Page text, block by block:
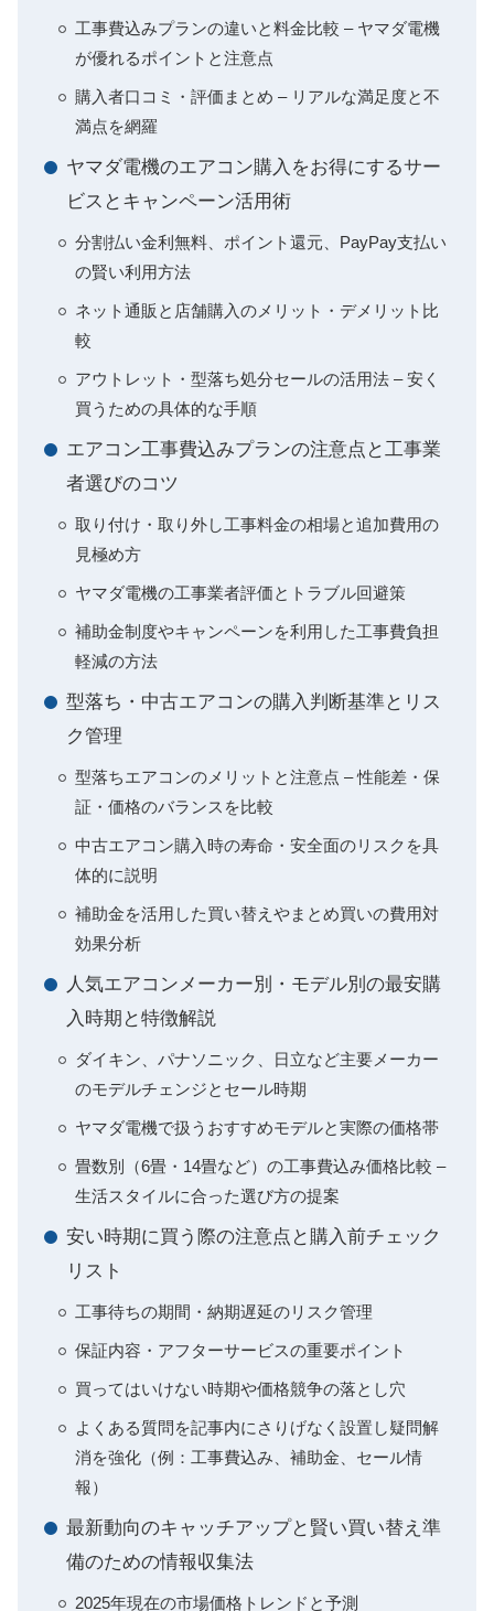
工事費込みプランの違いと料金比較 – ヤマダ電機
が優れるポイントと注意点
購入者口コミ・評価まとめ – リアルな満足度と不
満点を網羅
ヤマダ電機のエアコン購入をお得にするサー
ビスとキャンペーン活用術
分割払い金利無料、ポイント還元、PayPay支払い
の賢い利用方法
ネット通販と店舗購入のメリット・デメリット比
較
アウトレット・型落ち処分セールの活用法 – 安く
買うための具体的な手順
エアコン工事費込みプランの注意点と工事業
者選びのコツ
取り付け・取り外し工事料金の相場と追加費用の
見極め方
ヤマダ電機の工事業者評価とトラブル回避策
補助金制度やキャンペーンを利用した工事費負担
軽減の方法
型落ち・中古エアコンの購入判断基準とリス
ク管理
型落ちエアコンのメリットと注意点 – 性能差・保
証・価格のバランスを比較
中古エアコン購入時の寿命・安全面のリスクを具
体的に説明
補助金を活用した買い替えやまとめ買いの費用対
効果分析
人気エアコンメーカー別・モデル別の最安購
入時期と特徴解説
ダイキン、パナソニック、日立など主要メーカー
のモデルチェンジとセール時期
ヤマダ電機で扱うおすすめモデルと実際の価格帯
畳数別（6畳・14畳など）の工事費込み価格比較 –
生活スタイルに合った選び方の提案
安い時期に買う際の注意点と購入前チェック
リスト
工事待ちの期間・納期遅延のリスク管理
保証内容・アフターサービスの重要ポイント
買ってはいけない時期や価格競争の落とし穴
よくある質問を記事内にさりげなく設置し疑問解
消を強化（例：工事費込み、補助金、セール情
報）
最新動向のキャッチアップと賢い買い替え準
備のための情報収集法
2025年現在の市場価格トレンドと予測